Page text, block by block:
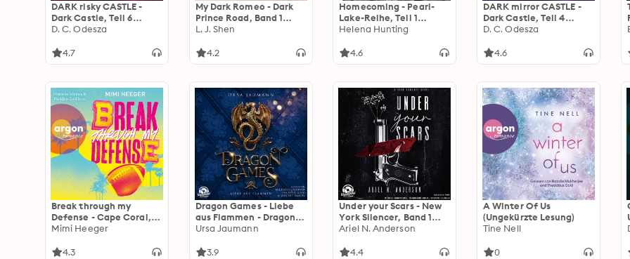
DARK risky CASTLE -
Dark Castle, Teil 6
(Ungekürzt)
D. C. Odesza
4.7
My Dark Romeo - Dark
Prince Road, Band 1
(Autorisierte
L. J. Shen
4.2
Homecoming - Pearl-
Lake-Reihe, Teil 1
(Ungekürzt)
Helena Hunting
4.6
DARK mirror CASTLE -
Dark Castle, Teil 4
(Ungekürzt)
D. C. Odesza
4.6
Break through my
Defense - Cape Coral,
Band 1 (Ungekürzte
Mimi Heeger
4.3
Dragon Games - Liebe
aus Flammen - Dragon
Knights, Band 3
Ursa Jaumann
3.9
Under your Scars - New
York Silencer, Band 1
(Ungekürzt)
Ariel N. Anderson
4.4
A Winter Of Us
(Ungekürzte Lesung)
Tine Nell
0